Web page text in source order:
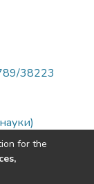
38223
for the